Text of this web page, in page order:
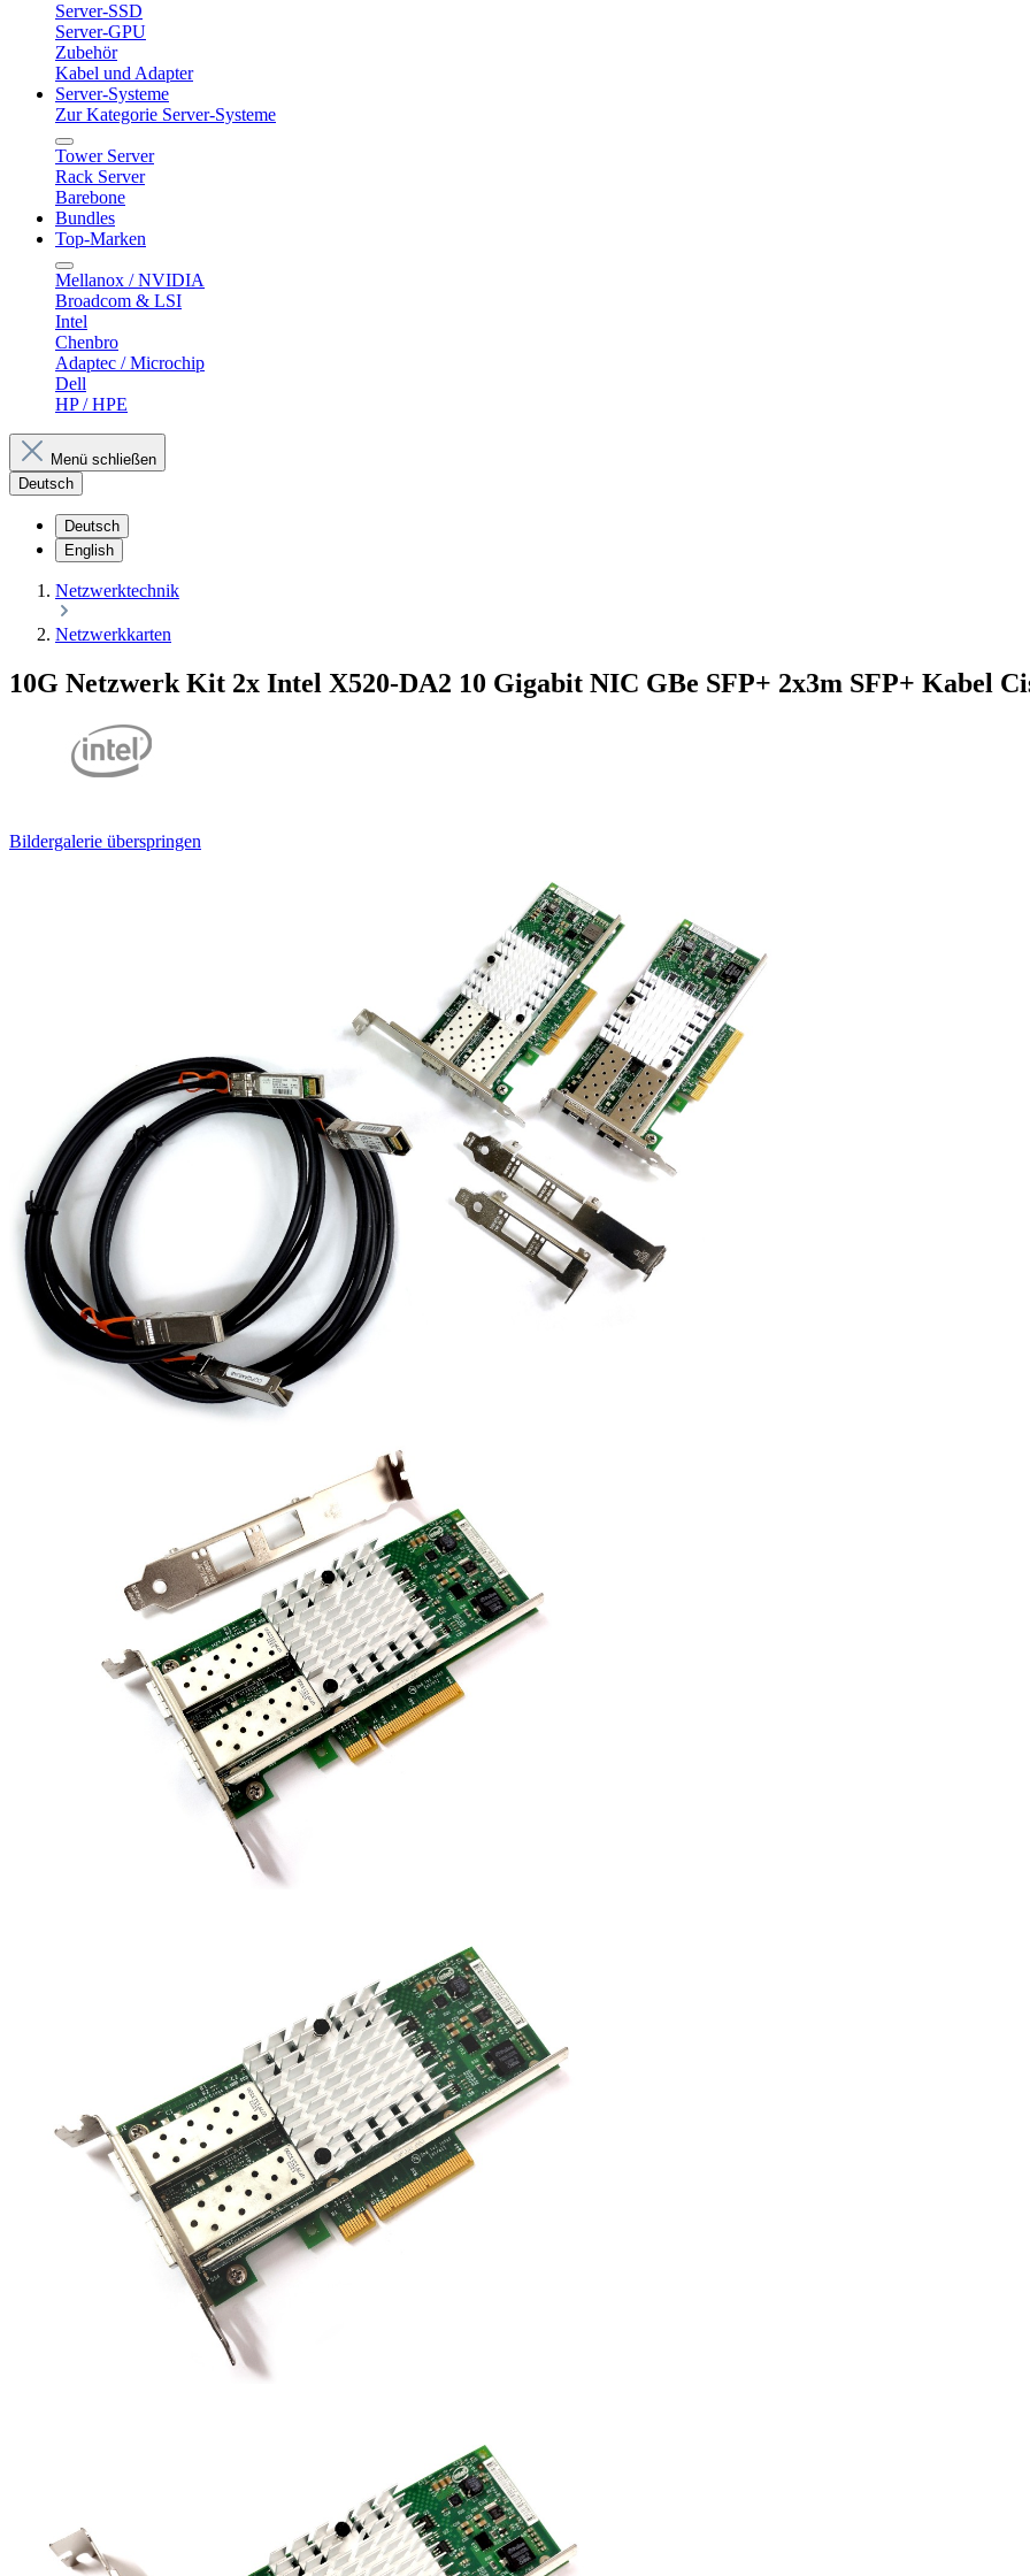
Server-SSD
Server-GPU
Zubehör
Kabel und Adapter
Server-Systeme
Zur Kategorie Server-Systeme
Tower Server
Rack Server
Barebone
Bundles
Top-Marken
Mellanox / NVIDIA
Broadcom & LSI
Intel
Chenbro
Adaptec / Microchip
Dell
HP / HPE
Menü schließen
Deutsch
Deutsch
English
Netzwerktechnik
Netzwerkkarten
10G Netzwerk Kit 2x Intel X520-DA2 10 Gigabit NIC GBe SFP+ 2x3m SFP+ Kabel
Bildergalerie überspringen